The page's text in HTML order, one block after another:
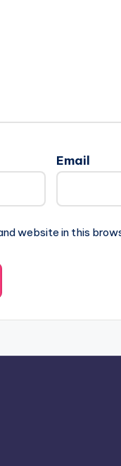
Email
website in this